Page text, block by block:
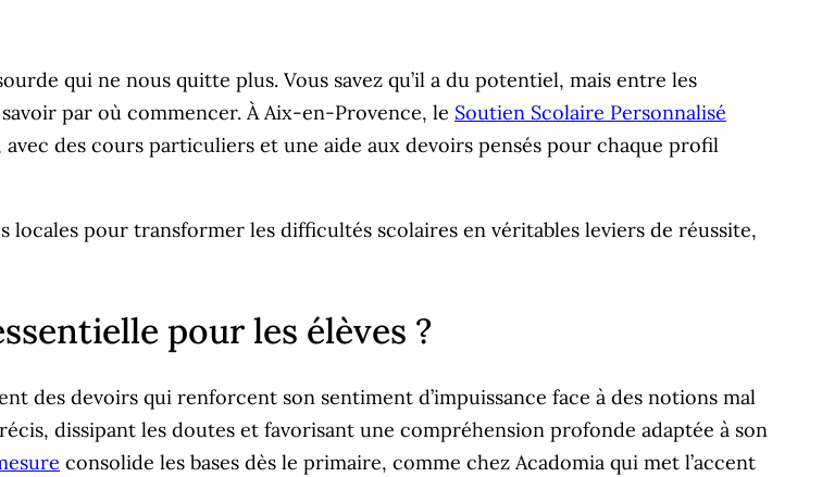
qui ne nous quitte plus. Vous savez qu’il a du potentiel, mais entre les
par où commencer. À Aix-en-Provence, le Soutien Scolaire Personnalisé
des cours particuliers et une aide aux devoirs pensés pour chaque profil
locales pour transformer les difficultés scolaires en véritables leviers de réussite,
pour les élèves ?
des devoirs qui renforcent son sentiment d’impuissance face à des notions mal
dissipant les doutes et favorisant une compréhension profonde adaptée à son
consolide les bases dès le primaire, comme chez Acadomia qui met l’accent